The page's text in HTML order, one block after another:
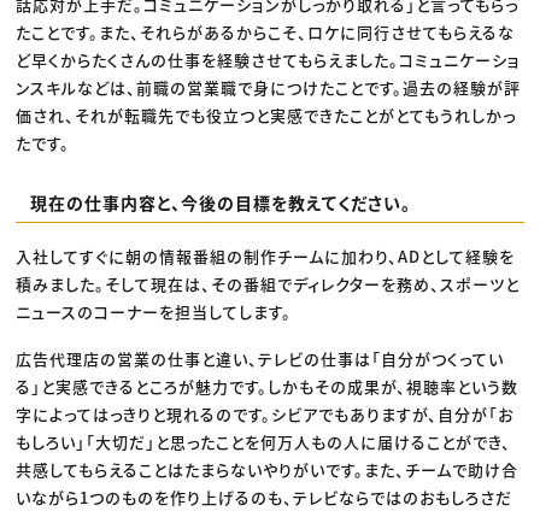
たことです。また、それらがあるからこそ、ロケに同行させてもらえるな
ど早くからたくさんの仕事を経験させてもらえました。コミュニケーショ
ンスキルなどは、前職の営業職で身につけたことです。過去の経験が評
価され、それが転職先でも役立つと実感できたことがとてもうれしかっ
たです。
現在の仕事内容と、今後の目標を教えてください。
入社してすぐに朝の情報番組の制作チームに加わり、ADとして経験を
積みました。そして現在は、その番組でディレクターを務め、スポーツと
ニュースのコーナーを担当してします。
広告代理店の営業の仕事と違い、テレビの仕事は「自分がつくってい
る」と実感できるところが魅力です。しかもその成果が、視聴率という数
字によってはっきりと現れるのです。シビアでもありますが、自分が「お
もしろい」「大切だ」と思ったことを何万人もの人に届けることができ、
共感してもらえることはたまらないやりがいです。また、チームで助け合
いながら1つのものを作り上げるのも、テレビならではのおもしろさだ